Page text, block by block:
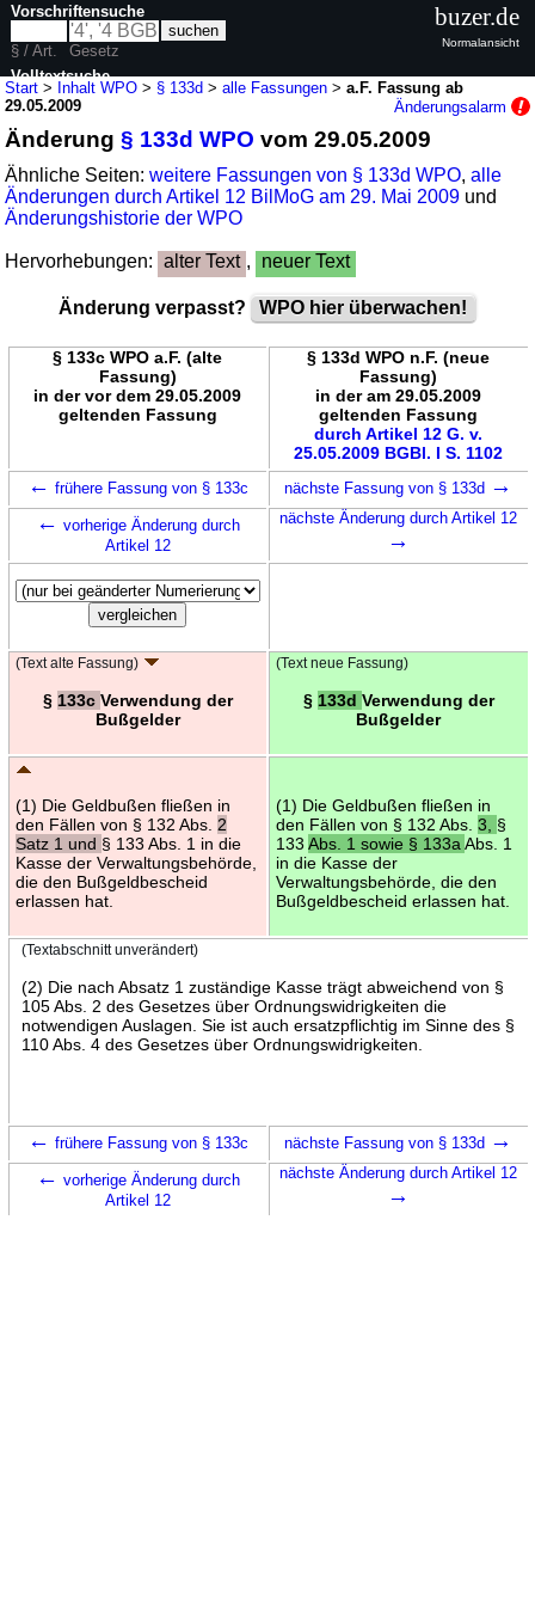
Start > Inhalt WPO > § 133d >alle Fassungen >a.F. Fassung ab
29.05.2009
Änderungsalarm
Änderung§ 133d WPO vom 29.05.2009
Ähnliche Seiten:weitere Fassungen von § 133d WPO,alle
Änderungen durch Artikel 12 BilMoG am 29. Mai 2009 und
Änderungshistorie der WPO
Hervorhebungen: alter Text , neuer Text
Änderung verpasst? WPO hier überwachen!
§ 133c WPO a.F. (alte
Fassung)
in der vor dem 29.05.2009
geltenden Fassung
§ 133d WPO n.F. (neue
Fassung)
in der am 29.05.2009
geltenden Fassung
durch Artikel 12 G. v.
25.05.2009 BGBl. I S. 1102
← frühere Fassung von § 133c nächste Fassung von § 133d →
← vorherige Änderung durch
Artikel 12
nächste Änderung durch Artikel 12
→
(Text alte Fassung)
§ 133c Verwendung der
Bußgelder
(Text neue Fassung)
§ 133d Verwendung der
Bußgelder
(1) Die Geldbußen fließen in
den Fällen von § 132 Abs. 2
Satz 1 und § 133 Abs. 1 in die
Kasse der Verwaltungsbehörde,
die den Bußgeldbescheid
erlassen hat.
(1) Die Geldbußen fließen in
den Fällen von § 132 Abs. 3, §
133 Abs. 1 sowie § 133a Abs. 1
in die Kasse der
Verwaltungsbehörde, die den
Bußgeldbescheid erlassen hat.
(Textabschnitt unverändert)
(2) Die nach Absatz 1 zuständige Kasse trägt abweichend von §
105 Abs. 2 des Gesetzes über Ordnungswidrigkeiten die
notwendigen Auslagen. Sie ist auch ersatzpflichtig im Sinne des §
110 Abs. 4 des Gesetzes über Ordnungswidrigkeiten.
← frühere Fassung von § 133c nächste Fassung von § 133d →
← vorherige Änderung durch
Artikel 12
nächste Änderung durch Artikel 12
→
Vorschriftensuche
§ / Art.
Gesetz
Volltextsuche
buzer.de
Normalansicht